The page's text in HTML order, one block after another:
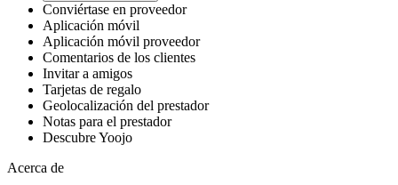
Conviértase en proveedor
Aplicación móvil
Aplicación móvil proveedor
Comentarios de los clientes
Invitar a amigos
Tarjetas de regalo
Geolocalización del prestador
Notas para el prestador
Descubre Yoojo
Acerca de